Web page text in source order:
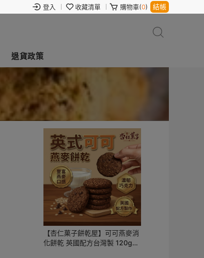
登入 收藏清單 購物車(0) 結帳
退貨政策
【杏仁菓子餅乾屋】可可燕麥消
化餅乾 英國配方台灣製 120g